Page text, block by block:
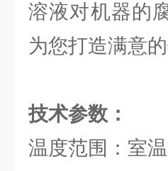
溶液对机器的
为您打造满意的
技术参数：
温度范围：室